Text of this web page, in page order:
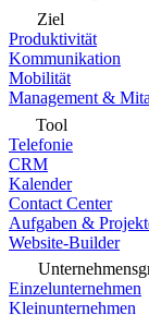
Ziel
Produktivität
Kommunikation
Mobilität
Management &
Tool
Telefonie
CRM
Kalender
Contact Center
Aufgaben &
Website-Builder
Einzelunternehmen
Kleinunternehmen